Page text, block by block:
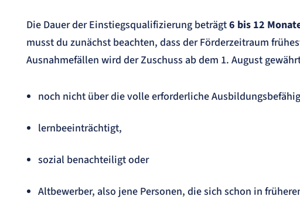
Die Dauer der Einstiegsqualifizierung beträgt6 bis 12
musst du zunächst beachten, dass der Förderzeitraum
Ausnahmefällen wird der Zuschuss ab dem 1. August
noch nicht über die volle erforderliche
lernbeeinträchtigt,
sozial benachteiligt oder
Altbewerber, also jene Personen, die sich schon in